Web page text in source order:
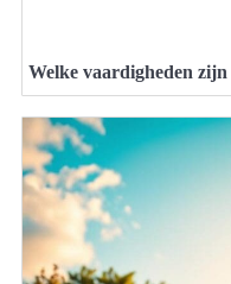
Welke vaardigheden